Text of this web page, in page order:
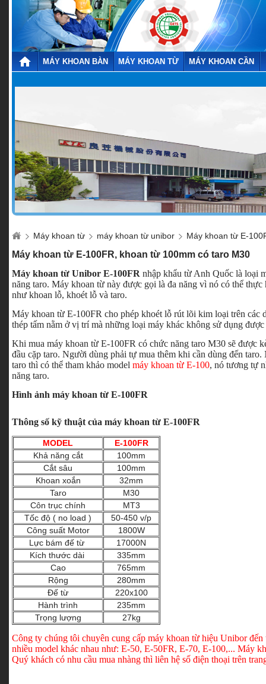
MÁY KHOAN BÀN MÁY KHOAN TỪ MÁY KHOAN CẦN
Máy khoan từ máy khoan từ unibor Máy khoan từ E-
Máy khoan từ E-100FR, khoan từ 100mm có taro M30
Máy khoan từ Unibor E-100FR nhập khẩu từ Anh Quốc là loại
năng taro. Máy khoan từ này được gọi là đa năng vì nó có thể
như khoan lỗ, khoét lỗ và taro.
Máy khoan từ E-100FR cho phép khoét lỗ rút lõi kim loại trên các
thép tấm nằm ở vị trí mà những loại máy khác không sử dụng
Khi mua máy khoan từ E-100FR có chức năng taro M30 sẽ được
đầu cặp taro. Người dùng phải tự mua thêm khi cần dùng đến
taro thì có thể tham khảo model máy khoan từ E-100, nó tương tự
năng taro.
Hình ảnh máy khoan từ E-100FR
Thông số kỹ thuật của máy khoan từ E-100FR
MODEL
E-100FR
Khả năng cắt
100mm
Cắt sâu
100mm
Khoan xoắn
32mm
Taro
M30
Côn trục chính
MT3
Tốc độ ( no load )
50-450 v/p
Công suất Motor
1800W
Lực bám đế từ
17000N
Kích thước dài
335mm
Cao
765mm
Rộng
280mm
Đế từ
220x100
Hành trình
235mm
Trọng lượng
27kg
Công ty chúng tôi chuyên cung cấp máy khoan từ hiệu Unibor
nhiều model khác nhau như: E-50, E-50FR, E-70, E-100,... Máy
Quý khách có nhu cầu mua nhàng thì liên hệ số điện thoại trên